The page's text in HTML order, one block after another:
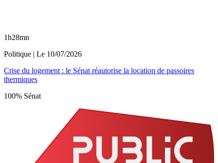
1h28mn
Politique | Le 10/07/2026
Crise du logement : le Sénat réautorise la location de passoires
thermiques
100% Sénat